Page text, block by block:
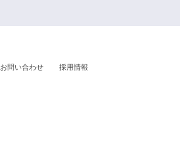
お問い合わせ 採用情報